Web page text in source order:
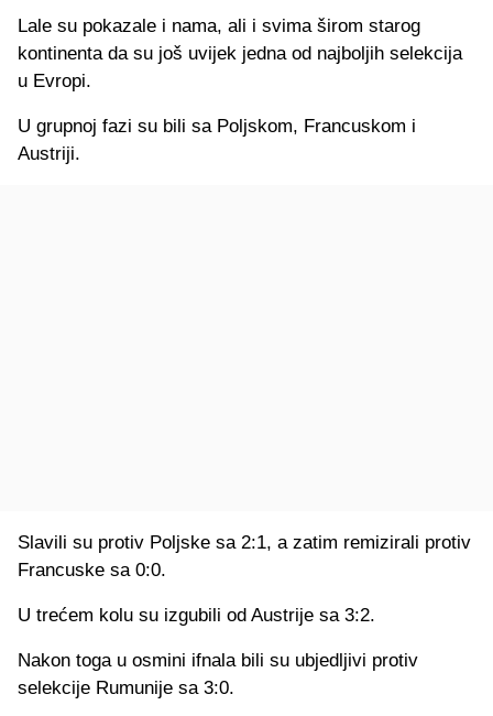
Lale su pokazale i nama, ali i svima širom starog
kontinenta da su još uvijek jedna od najboljih selekcija
u Evropi.
U grupnoj fazi su bili sa Poljskom, Francuskom i
Austriji.
Slavili su protiv Poljske sa 2:1, a zatim remizirali protiv
Francuske sa 0:0.
U trećem kolu su izgubili od Austrije sa 3:2.
Nakon toga u osmini ifnala bili su ubjedljivi protiv
selekcije Rumunije sa 3:0.